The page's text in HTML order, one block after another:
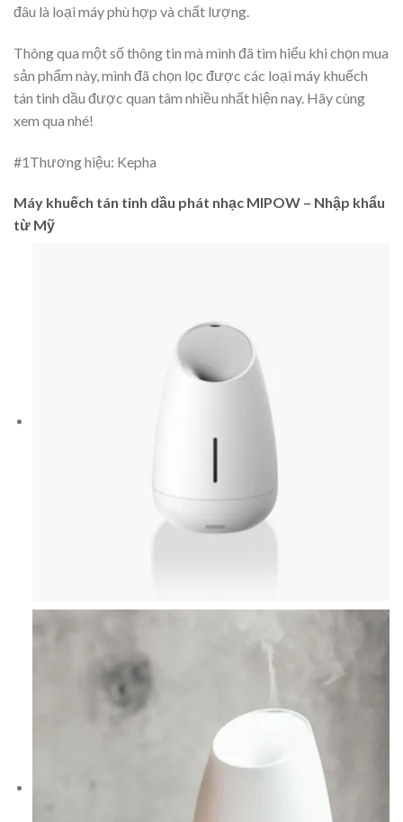
đâu là loại máy phù hợp và chất lượng.
Thông qua một số thông tin mà mình đã tìm hiểu khi chọn mua
sản phẩm này, mình đã chọn lọc được các loại máy khuếch
tán tinh dầu được quan tâm nhiều nhất hiện nay. Hãy cùng
xem qua nhé!
#1 Thương hiệu: Kepha
Máy khuếch tán tinh dầu phát nhạc MIPOW – Nhập khẩu
từ Mỹ